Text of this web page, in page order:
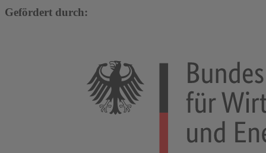
Gefördert durch: